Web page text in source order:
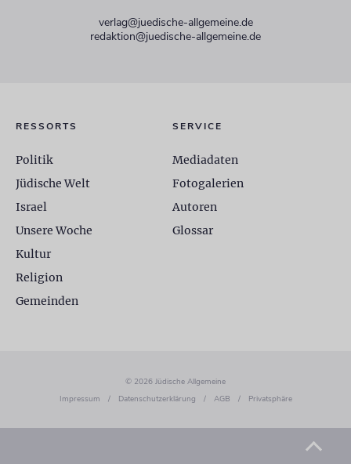
verlag@juedische-allgemeine.de
redaktion@juedische-allgemeine.de
RESSORTS
Politik
Jüdische Welt
Israel
Unsere Woche
Kultur
Religion
Gemeinden
SERVICE
Mediadaten
Fotogalerien
Autoren
Glossar
© 2026 Jüdische Allgemeine
Impressum
/ Datenschutzerklärung / AGB / Privatsphäre